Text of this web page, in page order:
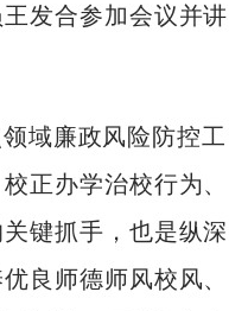
发合参加会议并讲
域廉政风险防控工
正办学治校行为、
键抓手，也是纵深
良师德师风校风、